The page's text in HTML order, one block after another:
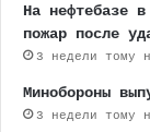
На нефтебазе в
пожар после
3 недели тому
Минобороны
3 недели тому